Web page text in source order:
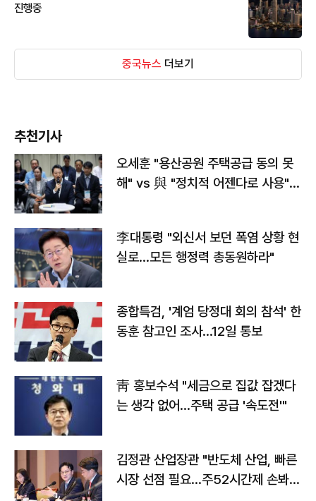
진행중
중국뉴스 더보기
추천기사
오세훈 "용산공원 주택공급 동의 못
해" vs 與 "정치적 어젠다로 사용"
李대통령 "외신서 보던 폭염 상황 현
실로…모든 행정력 총동원하라"
종합특검, '계엄 당정대 회의 참석' 한
동훈 참고인 조사...12일 통보
靑 홍보수석 "세금으로 집값 잡겠다
는 생각 없어…주택 공급 '속도전'"
김정관 산업장관 "반도체 산업, 빠른
시장 선점 필요…주52시간제 손봐